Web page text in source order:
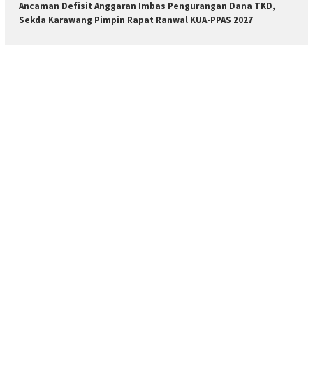
Ancaman Defisit Anggaran Imbas Pengurangan Dana TKD,
Sekda Karawang Pimpin Rapat Ranwal KUA-PPAS 2027